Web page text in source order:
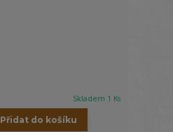
Skladem 1 Ks
Přidat do košíku